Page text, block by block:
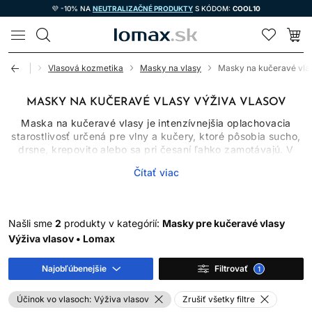
💜 -10% NA NEUTRALIZAČNÉ PRODUKTY S KÓDOM: COOL10
LOMAX
Úvod Vlasová kozmetika Masky na vlasy Masky na kučeravé
MASKY NA KUČERAVÉ VLASY VÝŽIVA VLASOV
Maska na kučeravé vlasy je intenzívnejšia oplachovacia
starostlivosť určená pre vlny a kučery, ktoré pôsobia sucho,
drsne, krepovito alebo sa pri česaní ľahko zamotávajú. V
a používa sa podľa potreby, nie automaticky pri každom
vlas.
PREČO KUČERAVÉ A
VLNITÉ VLASY ČASTO
POTREBUJÚ
Čítať viac
Našli sme 2 produkty v kategórií: Masky pre kučeravé vlasy
Výživa vlasov • Lomax
Najobľúbenejšie Filtrovať 1
Účinok vo vlasoch: Výživa vlasov Zrušiť všetky filtre